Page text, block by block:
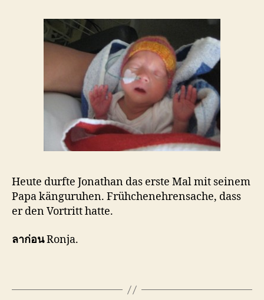
Heute durfte Jonathan das erste Mal mit seinem
Papa känguruhen. Frühchenehrensache, dass
er den Vortritt hatte.
ลาก่อนRonja.